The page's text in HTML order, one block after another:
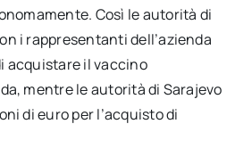
Così le autorità di
i rappresentanti dell’azienda
acquistare il vaccino
mentre le autorità di Sarajevo
di euro per l’acquisto di